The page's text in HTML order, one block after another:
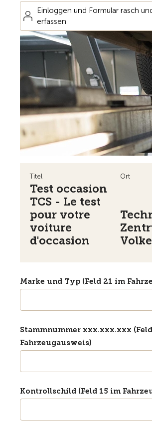
Einloggen und Formular rasch
erfassen
Titel Ort
Test occasion
TCS - Le test
pour votre
voiture
d'occasion
Marke und Typ (Feld 21 im
Stammnummer xxx.xxx.xxx
Fahrzeugausweis)
Kontrollschild (Feld 15 im